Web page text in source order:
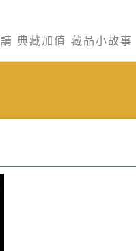
典藏加值 藏品小故事